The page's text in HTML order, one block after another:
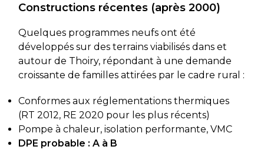
Constructions récentes (après 2000)
Quelques programmes neufs ont été
développés sur des terrains viabilisés dans et
autour de Thoiry, répondant à une demande
croissante de familles attirées par le cadre rural :
Conformes aux réglementations thermiques
(RT 2012, RE 2020 pour les plus récents)
Pompe à chaleur, isolation performante, VMC
DPE probable : A à B